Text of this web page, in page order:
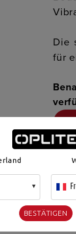
Die
für
BESTÄTIGEN